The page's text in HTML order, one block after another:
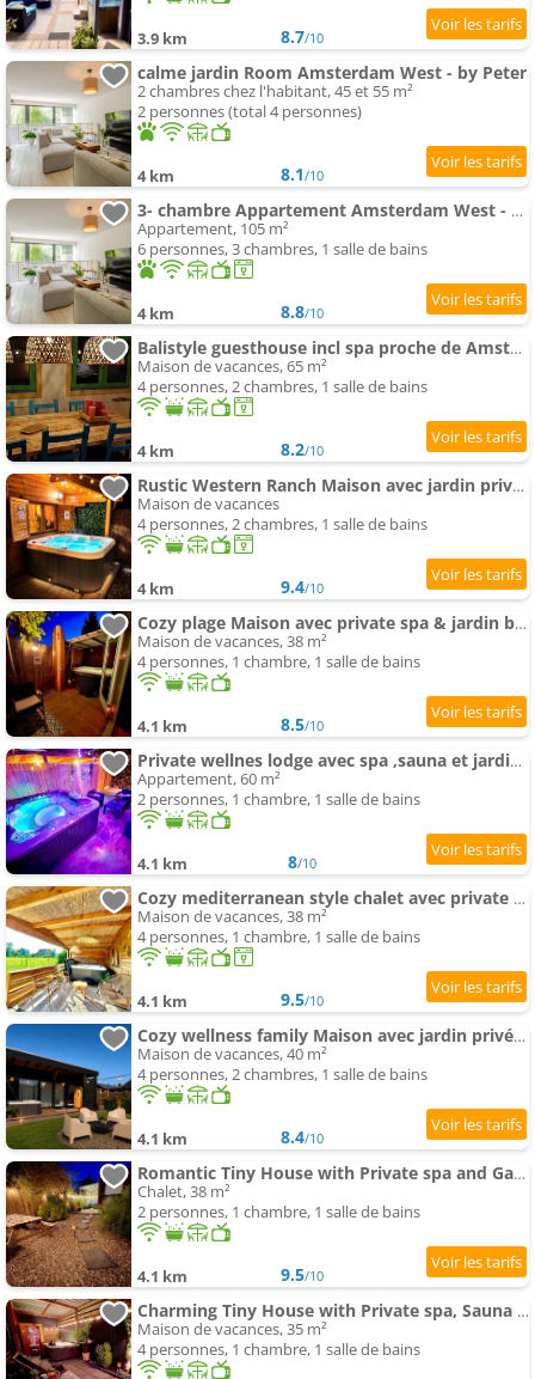
3.9 km 8.7/10
calme jardin Room Amsterdam West - by Peter
2 chambres chez l'habitant, 45 et 55 m²
2 personnes (total 4 personnes)
4 km 8.1/10
3- chambre Appartement Amsterdam West - by Peter
Appartement, 105 m²
6 personnes, 3 chambres, 1 salle de bains
4 km 8.8/10
Balistyle guesthouse incl spa proche de Amsterdam et Schiphol
Maison de vacances, 65 m²
4 personnes, 2 chambres, 1 salle de bains
4 km 8.2/10
Rustic Western Ranch Maison avec jardin privé et spa between Amsterdam Haarlem et Schiphol Airpor
Maison de vacances
4 personnes, 2 chambres, 1 salle de bains
4 km 9.4/10
Cozy plage Maison avec private spa & jardin between Amsterdam Haarlem et Schiphol Airport
Maison de vacances, 38 m²
4 personnes, 1 chambre, 1 salle de bains
4.1 km 8.5/10
Private wellnes lodge avec spa ,sauna et jardin between Amsterdam Haarlem et Schiphol Airport
Appartement, 60 m²
2 personnes, 1 chambre, 1 salle de bains
4.1 km 8/10
Cozy mediterranean style chalet avec private spa et jardin between Amsterdam Haarlem et Schiphol A
Maison de vacances, 38 m²
4 personnes, 1 chambre, 1 salle de bains
4.1 km 9.5/10
Cozy wellness family Maison avec jardin privé & spa & sauna between Amsterdam Haarlem et Schiphol
Maison de vacances, 40 m²
4 personnes, 2 chambres, 1 salle de bains
4.1 km 8.4/10
Romantic Tiny House with Private spa and Garden between Amsterdam Haarlem and Schiphol Airport
Chalet, 38 m²
2 personnes, 1 chambre, 1 salle de bains
4.1 km 9.5/10
Charming Tiny House with Private spa, Sauna and Garden & Free Parking between Amsterdam Haarlem and
Maison de vacances, 35 m²
4 personnes, 1 chambre, 1 salle de bains